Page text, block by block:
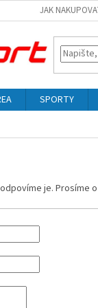
JAK
SPORTY
je. Prosíme